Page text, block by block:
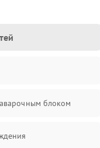
блоком